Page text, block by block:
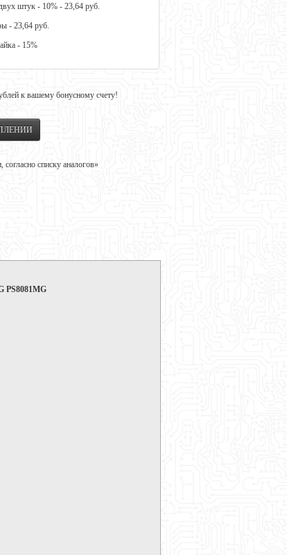
штук - 10% - 23,64 руб.
- 23,64 руб.
- 15%
к вашему бонусному счету!
списку аналогов»
PS8081MG